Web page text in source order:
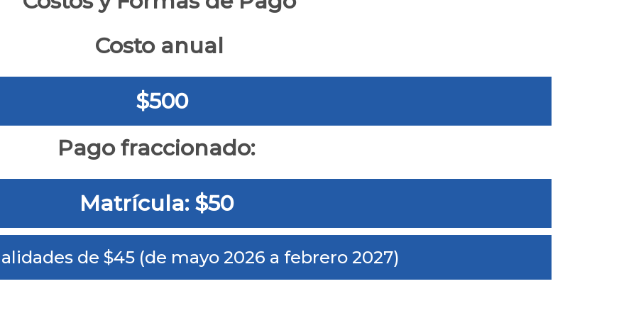
Costo anual
$500
Pago fraccionado:
Matrícula: $50
de $45 (de mayo 2026 a febrero 2027)